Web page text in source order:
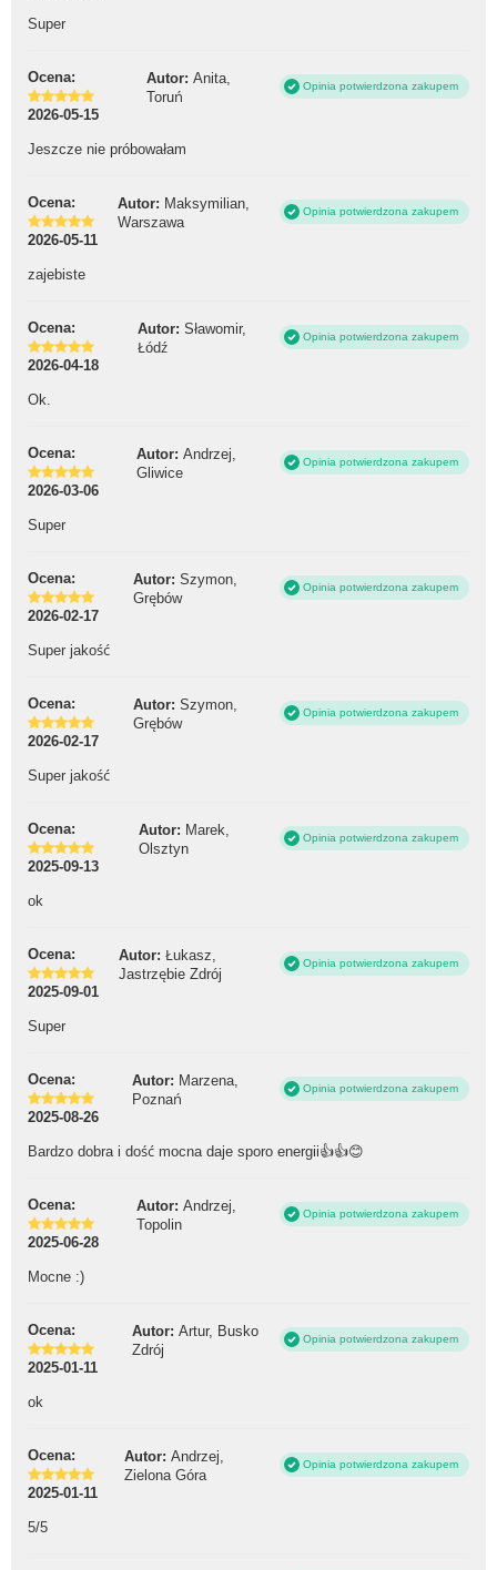
Super
Ocena: Autor: Anita,
Toruń
Opinia potwierdzona zakupem
2026-05-15
Jeszcze nie próbowałam
Ocena: Autor: Maksymilian,
Warszawa
Opinia potwierdzona zakupem
2026-05-11
zajebiste
Ocena: Autor: Sławomir,
Łódź
Opinia potwierdzona zakupem
2026-04-18
Ok.
Ocena: Autor: Andrzej,
Gliwice
Opinia potwierdzona zakupem
2026-03-06
Super
Ocena: Autor: Szymon,
Grębów
Opinia potwierdzona zakupem
2026-02-17
Super jakość
Ocena: Autor: Szymon,
Grębów
Opinia potwierdzona zakupem
2026-02-17
Super jakość
Ocena: Autor: Marek,
Olsztyn
Opinia potwierdzona zakupem
2025-09-13
ok
Ocena: Autor: Łukasz,
Jastrzębie Zdrój
Opinia potwierdzona zakupem
2025-09-01
Super
Ocena: Autor: Marzena,
Poznań
Opinia potwierdzona zakupem
2025-08-26
Bardzo dobra i dość mocna daje sporo energii👍👍😊
Ocena: Autor: Andrzej,
Topolin
Opinia potwierdzona zakupem
2025-06-28
Mocne :)
Ocena: Autor: Artur, Busko
Zdrój
Opinia potwierdzona zakupem
2025-01-11
ok
Ocena: Autor: Andrzej,
Zielona Góra
Opinia potwierdzona zakupem
2025-01-11
5/5